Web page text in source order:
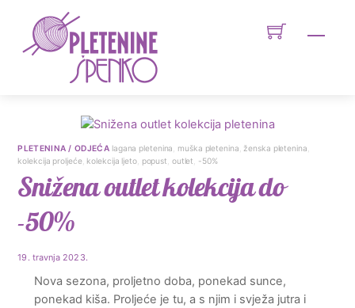
content
PLETENINA / ODJEĆA lagana pletenina, muška pletenina, ženska pletenina,
kolekcija proljeće, kolekcija ljeto, popust, outlet, -50%
Snižena outlet kolekcija do
-50%
19. travnja 2023.
Nova sezona, proljetno doba, ponekad sunce,
ponekad kiša. Proljeće je tu, a s njim i svježa jutra i